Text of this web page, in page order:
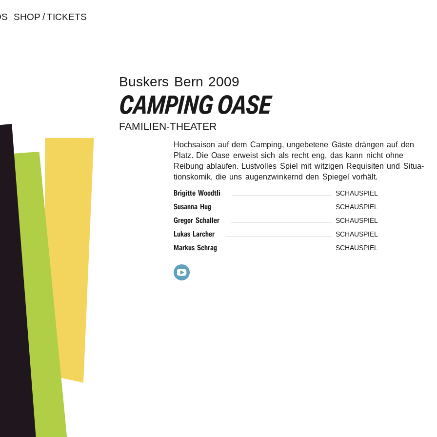
SHOP / TICKETS
Buskers Bern 2009
CAMPING OASE
FAMI­LI­EN-THEA­TER
Hoch­sai­son auf dem Camping, unge­be­te­ne Gäste drän­gen auf den
Platz. Die Oase erweist sich als recht eng, das kann nicht ohne
Reibung ablau­fen. Lust­vol­les Spiel mit witzi­gen Requi­si­ten und Situa­
ti­ons­ko­mik, die uns augen­zwin­kernd den Spie­gel vorhält.
Brigit­te Woodtli SCHAUSPIEL
Susan­na Hug SCHAUSPIEL
Gregor Schal­ler SCHAUSPIEL
Lukas Larcher SCHAUSPIEL
Markus Schrag SCHAUSPIEL